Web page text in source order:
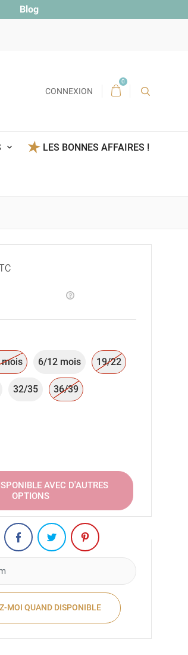
Blog
CONNEXION
0
LES BONNES AFFAIRES !
6/12 mois 19/22
32/35 36/39
AVEC D'AUTRES
OPTIONS
MOI QUAND DISPONIBLE